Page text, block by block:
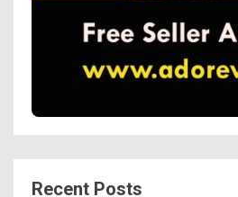
Recent Posts